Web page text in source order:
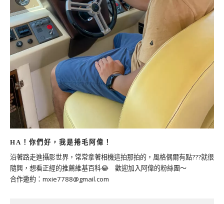
HA！你們好，我是捲毛阿偉！
沿著路走進攝影世界，常常拿著相機這拍那拍的，風格偶爾有點???就很
隨興，想看正經的推薦維基百科😂 歡迎加入阿偉的粉絲團～
合作邀約： mxie7788@gmail.com